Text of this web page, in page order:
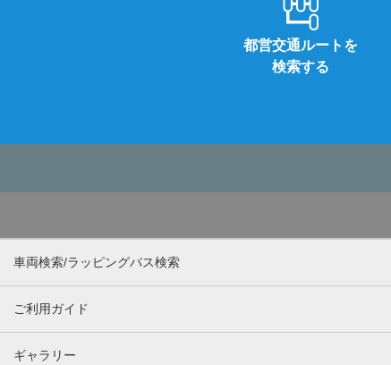
都営交通ルートを
検索する
車両検索/ラッピングバス検索
ご利用ガイド
ギャラリー